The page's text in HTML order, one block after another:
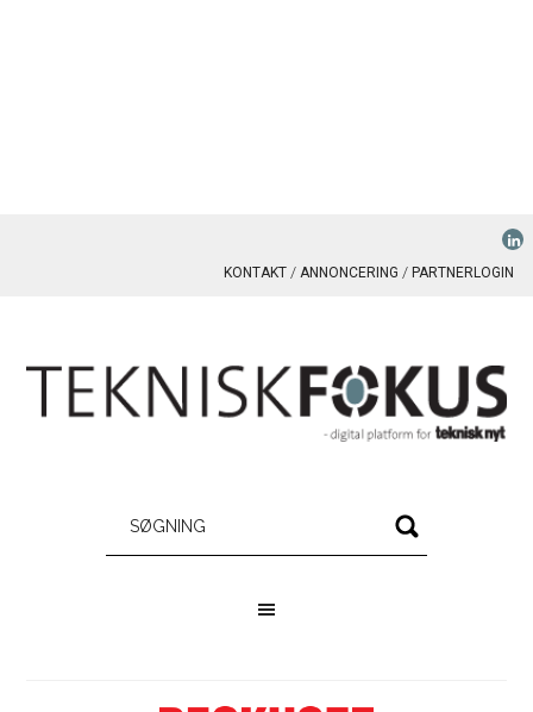
KONTAKT ANNONCERING PARTNERLOGIN